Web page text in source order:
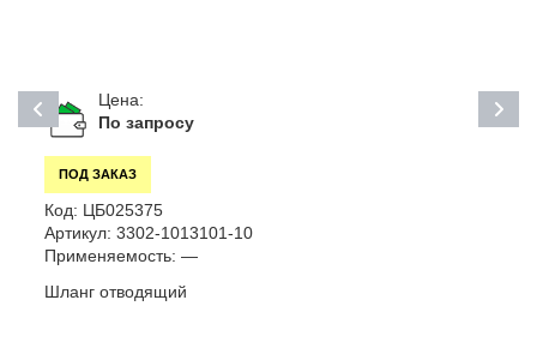
Цена:
По запросу
ПОД ЗАКАЗ
Код: ЦБ025375
Артикул: 3302-1013101-10
Применяемость: —
Шланг отводящий